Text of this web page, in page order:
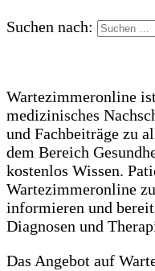
Suchen nach:
Wartezimmeronline
medizinisches
und Fachbeiträge zu
dem Bereich
kostenlos Wissen.
Wartezimmeronline
informieren und
Diagnosen und
Das Angebot auf